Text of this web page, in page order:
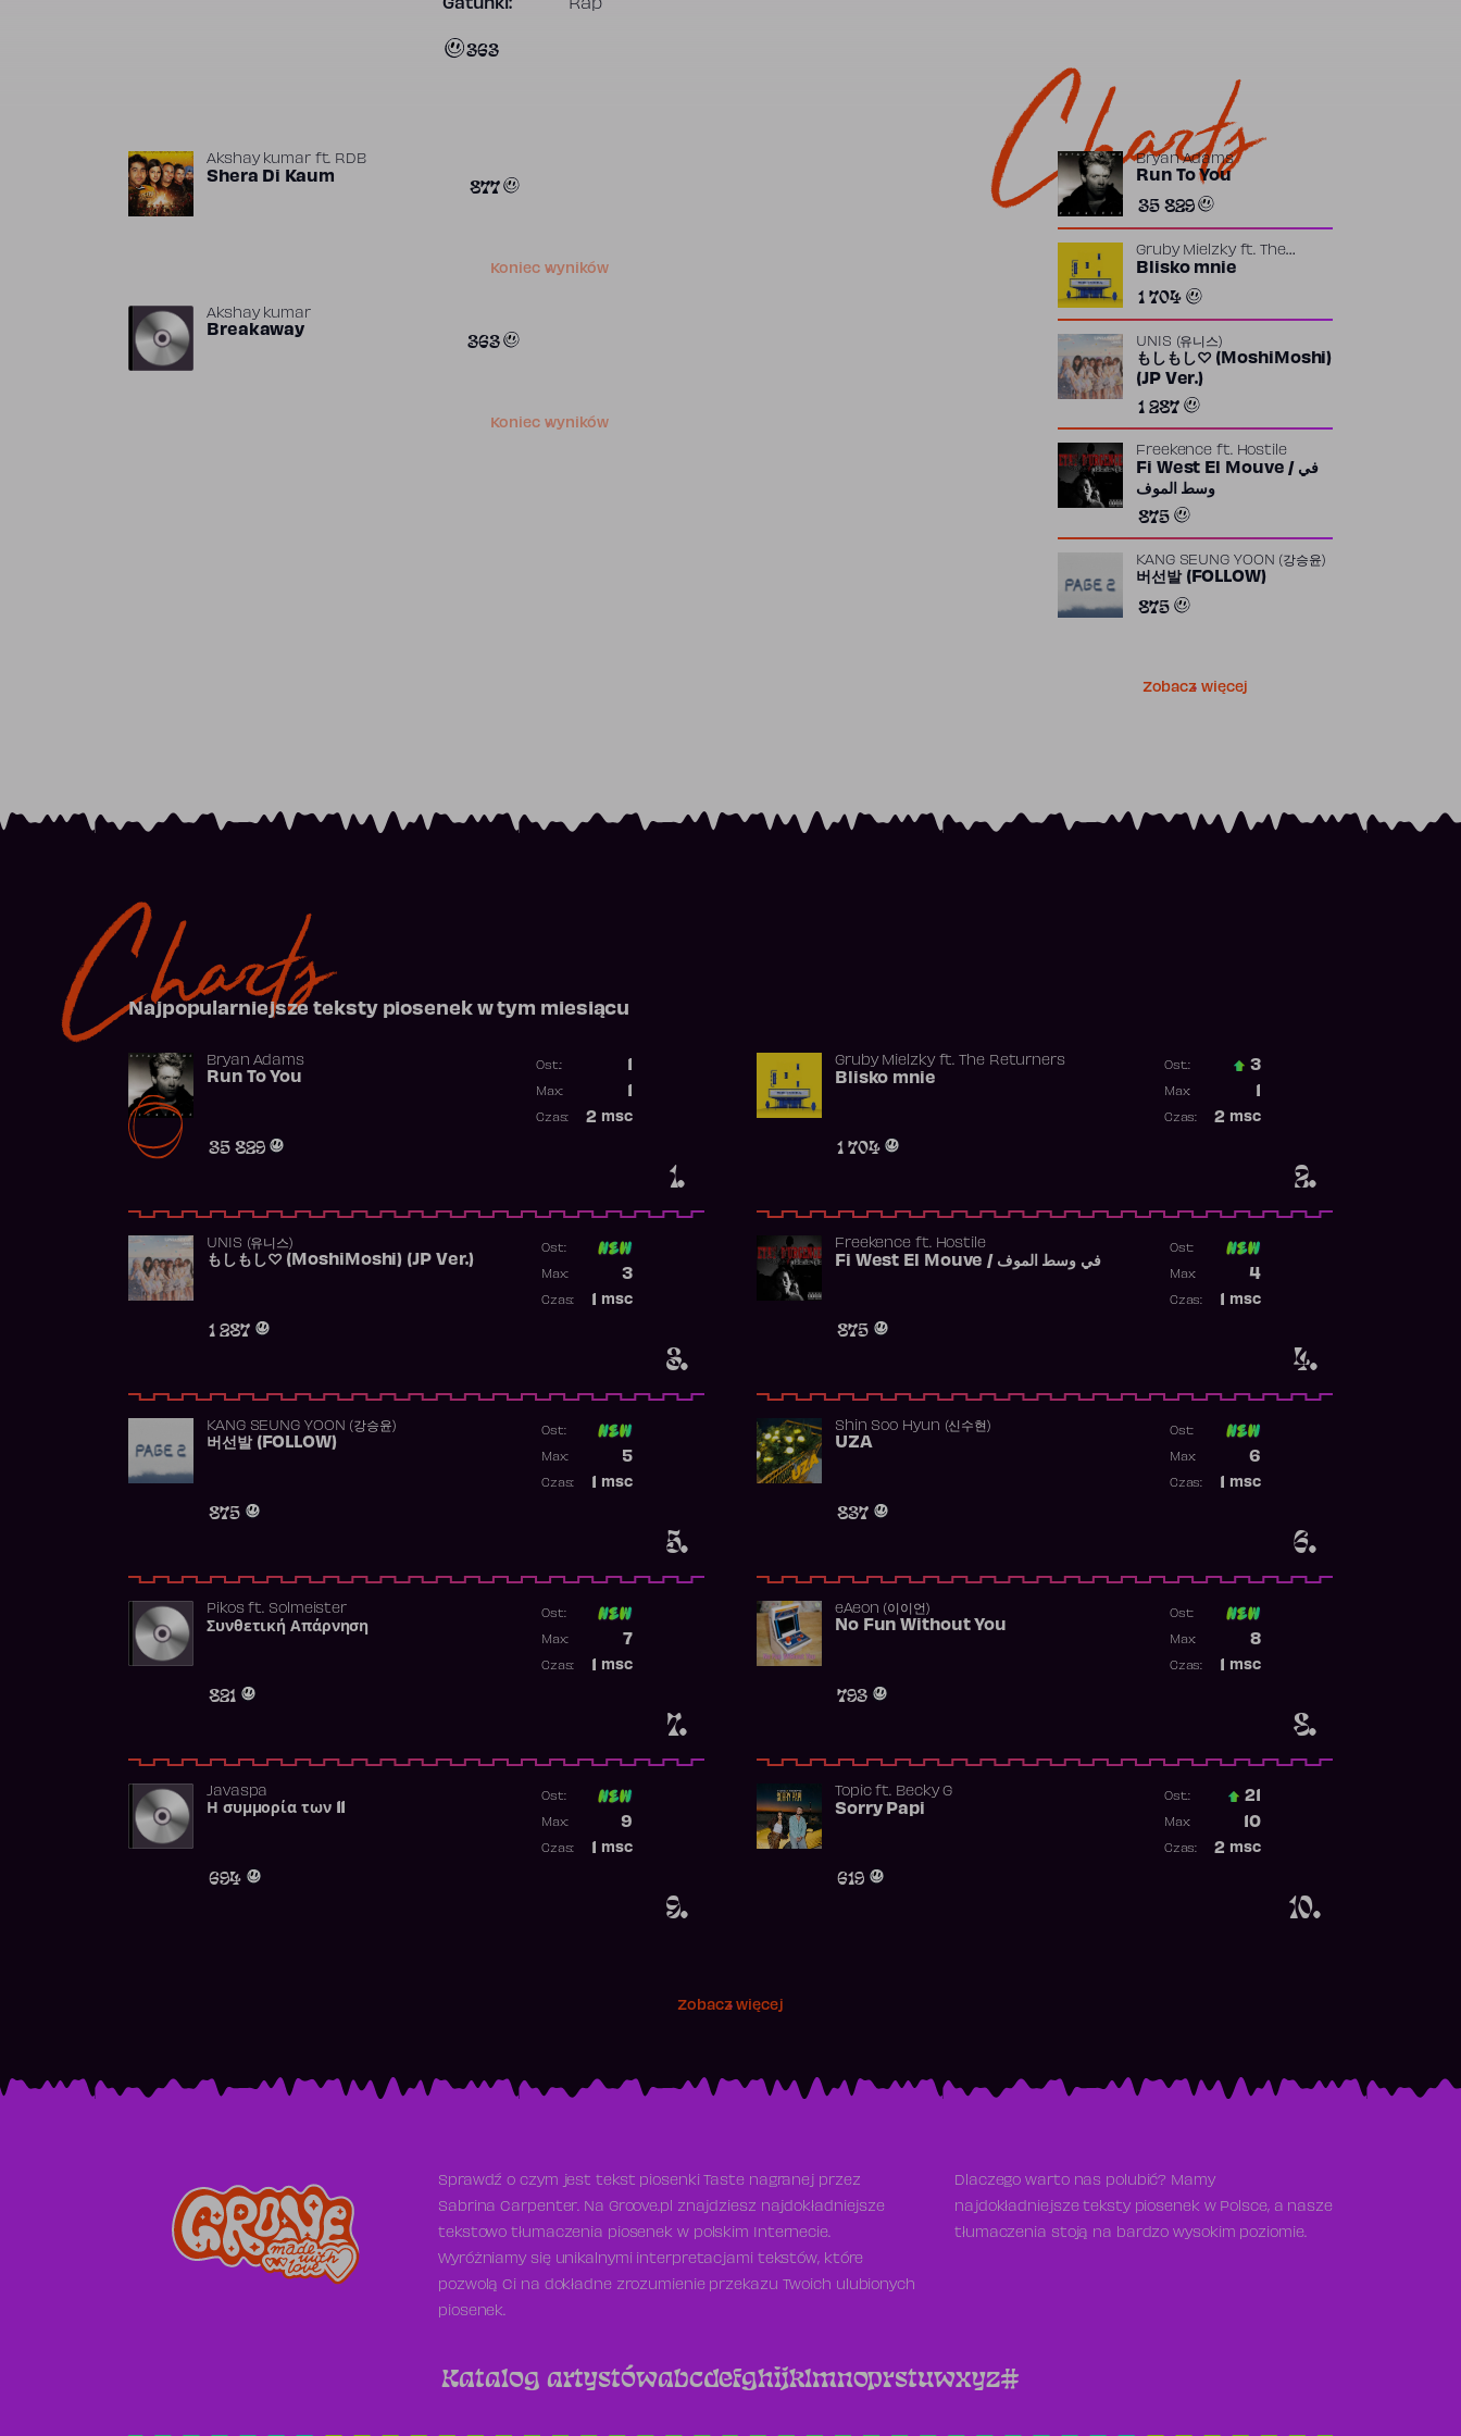
Gatunki: Rap
363
Akshay kumarft. RDB
Shera Di Kaum 877
Koniec wyników
Akshay kumar
Breakaway 363
Koniec wyników
Charts
Bryan Adams
Run To You
35 829
Gruby Mielzkyft.
The
Returners
Blisko mnie
1 704
UNIS (유니스)
もしもし♡ (MoshiMoshi)
(JP Ver.)
1 287
Freekence ft. Hostile
Fi West El Mouve / في
وسط الموف
875
KANG SEUNG YOON (강승윤)
버선발 (FOLLOW)
875
Zobacz więcej
Charts
Najpopularniejsze teksty piosenek w tym miesiącu
1.
Bryan Adams
Run To You
35 829
Ost.:
Max:
2 msc
Czas:
2.
Gruby Mielzkyft. The Returners
Blisko mnie
1 704
Ost.: 3
Max:
2 msc
Czas:
3.
UNIS (유니스)
もしもし♡ (MoshiMoshi) (JP Ver.)
1 287
Ost:
3
Max:
msc
Czas:
4.
Freekence ft. Hostile
Fi West El Mouve / في وسط الموف
875
Ost:
4
Max:
msc
Czas:
5.
KANG SEUNG YOON (강승윤)
버선발 (FOLLOW)
875
Ost:
5
Max:
msc
Czas:
6.
Shin Soo Hyun (신수현)
UZA
837
Ost:
6
Max:
msc
Czas:
7.
Pikosft. Solmeister
Συνθετική Απάρνηση
821
Ost:
7
Max:
msc
Czas:
8.
​eAeon (이이언)
No Fun Without You
793
Ost:
8
Max:
msc
Czas:
9.
Javaspa
Η συμμορία των 11
694
Ost:
9
Max:
msc
Czas:
10.
Topicft. Becky G
Sorry Papi
619
Ost.: 21
10
Max:
2 msc
Czas:
Zobacz więcej
Sprawdź o czym jest tekst piosenki Taste nagranej przez
Sabrina Carpenter. Na Groove.pl znajdziesz najdokładniejsze
tekstowo tłumaczenia piosenek w polskim Internecie.
Wyróżniamy się unikalnymi interpretacjami tekstów, które
pozwolą Ci na dokładne zrozumienie przekazu Twoich ulubionych
piosenek.
Dlaczego warto nas polubić? Mamy
najdokładniejsze teksty piosenek w Polsce, a nasze
tłumaczenia stoją na bardzo wysokim poziomie.
Katalog artystówabcdefghijklmnoprstuwxyz#